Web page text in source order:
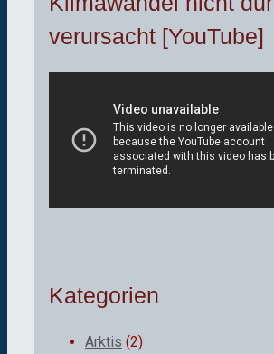
verursacht [YouTube]
Kategorien
Arktis (2)